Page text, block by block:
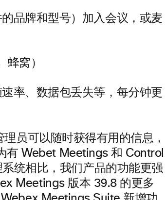
品牌和型号）加入会议，或麦
窝）
率、数据包丢失等，每分钟更
员可以随时获得有用的信息，
有 Webet Meetings 和 Control
统相比，我们产品的功能更强
Meetings 版本 39.8 的更多